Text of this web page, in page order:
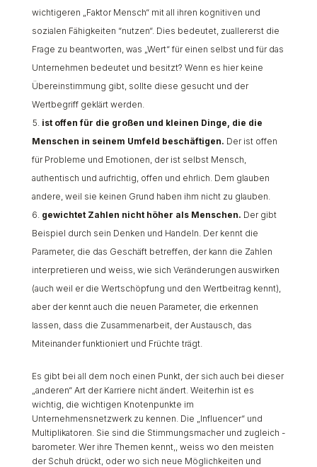
wichtigeren „Faktor Mensch“ mit all ihren kognitiven und
sozialen Fähigkeiten “nutzen“. Dies bedeutet, zuallererst die
Frage zu beantworten, was „Wert“ für einen selbst und für das
Unternehmen bedeutet und besitzt? Wenn es hier keine
Übereinstimmung gibt, sollte diese gesucht und der
Wertbegriff geklärt werden.
ist offen für die großen und kleinen Dinge, die die
Menschen in seinem Umfeld beschäftigen. Der ist offen
für Probleme und Emotionen, der ist selbst Mensch,
authentisch und aufrichtig, offen und ehrlich. Dem glauben
andere, weil sie keinen Grund haben ihm nicht zu glauben.
gewichtet Zahlen nicht höher als Menschen. Der gibt
Beispiel durch sein Denken und Handeln. Der kennt die
Parameter, die das Geschäft betreffen, der kann die Zahlen
interpretieren und weiss, wie sich Veränderungen auswirken
(auch weil er die Wertschöpfung und den Wertbeitrag kennt),
aber der kennt auch die neuen Parameter, die erkennen
lassen, dass die Zusammenarbeit, der Austausch, das
Miteinander funktioniert und Früchte trägt.
Es gibt bei all dem noch einen Punkt, der sich auch bei dieser
„anderen“ Art der Karriere nicht ändert. Weiterhin ist es
wichtig, die wichtigen Knotenpunkte im
Unternehmensnetzwerk zu kennen. Die „Influencer“ und
Multiplikatoren. Sie sind die Stimmungsmacher und zugleich -
barometer. Wer ihre Themen kennt,, weiss wo den meisten
der Schuh drückt, oder wo sich neue Möglichkeiten und